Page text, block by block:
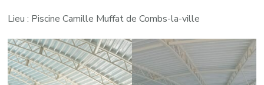
Lieu : Piscine Camille Muffat de Combs-la-ville